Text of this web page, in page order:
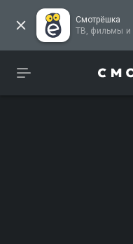
Смотрёшка